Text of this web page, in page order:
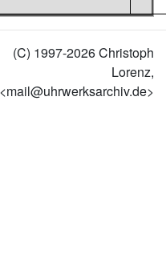
(C) 1997-2026 Christoph
Lorenz,
<mail@uhrwerksarchiv.de>